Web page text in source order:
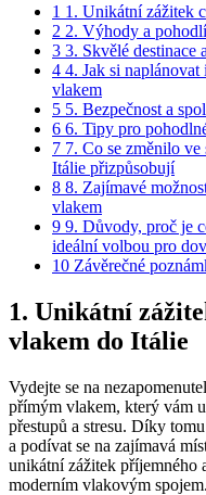
1 1. Unikátní zážitek
2 2. Výhody a
3 3. Skvělé destinace
4 4. Jak si
vlakem
5 5. Bezpečnost a
6 6. Tipy pro
7 7. Co se změnilo
Itálie přizpůsobují
8 8. Zajímavé
vlakem
9 9. Důvody, proč je
ideální volbou pro
10 Závěrečné
1. Unikátní
vlakem do Itálie
Vydejte se na
přímým vlakem, který vám
přestupů a stresu. Díky
a podívat se na zajímavá
unikátní zážitek příjemného
moderním vlakovým spojem.